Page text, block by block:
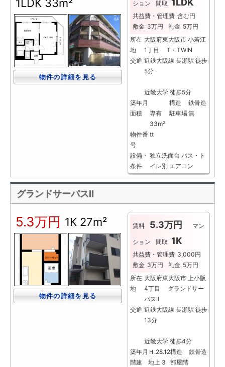
1LDK 33m²
物件の詳細を見る
ション 間取 1LDK
共益費・管理費 含む円
敷金 3万円 礼金 5万円
所在
地
大阪府東大阪市 小若江
1丁目 T・TWIN
交通 近鉄大阪線 長瀬駅 徒歩
5分
近畿大学 徒歩5分
築年月
構造
鉄骨造
面積
専有
33m²
駐車場無
物件番
号
tt
設備・
条件
独立洗面台 バス・ト
イレ別 エアコン
グランドサーパスⅡ
5.3万円 1K 27m²
物件の詳細を見る
賃料 5.3万円 マン
ション 間取 1K
共益費・管理費 3,000円
敷金 3万円 礼金 5万円
所在
地
大阪府東大阪市 上小阪
4丁目 グランドサー
パスⅡ
交通 近鉄大阪線 長瀬駅 徒歩
13分
近畿大学 徒歩4分
築年月 Ｈ.28.12構造
鉄骨造
階建
地上 3
部屋階